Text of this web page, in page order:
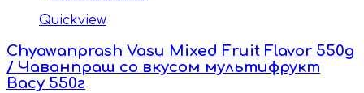
Quickview
Chyawanprash Vasu Mixed Fruit Flavor 550g
/ Чаванпраш со вкусом мультифрукт
Васу 550г